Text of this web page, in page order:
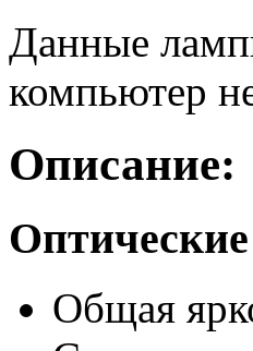
Данные
компьютер
Описание:
Общая